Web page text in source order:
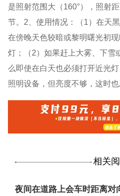
是照射范围大（160°），照射
节。2、使用情况：（1）在天
在傍晚天色较暗或黎明曙光初
灯；（2）如果赶上大雾、下雪
么即使在白天也必须打开近光
照明设备，但亮度不够，这时也
相关
夜间在道路上会车时距离对